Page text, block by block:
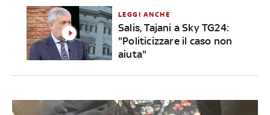
LEGGI ANCHE
Salis, Tajani a Sky TG24:
"Politicizzare il caso non
aiuta"